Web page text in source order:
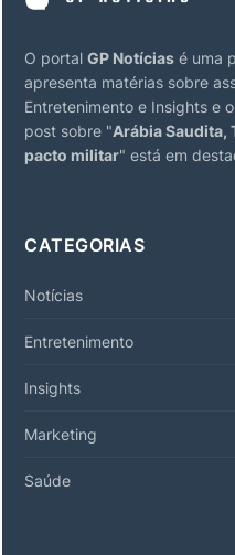
O portal GP Notícias é uma
apresenta matérias sobre
Entretenimento e Insights e
post sobre "Arábia Saudita,
pacto militar" está em
CATEGORIAS
Notícias
Entretenimento
Insights
Marketing
Saúde